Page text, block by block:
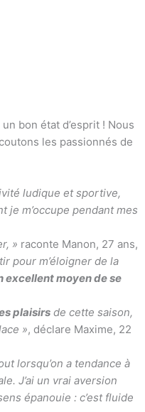
bon état d’esprit ! Nous
les passionnés de
ludique et sportive,
je m’occupe pendant mes
» raconte Manon, 27 ans,
pour m’éloigner de la
excellent moyen de se
plaisirs de cette saison,
», déclare Maxime, 22
lorsqu’on a tendance à
J’ai un vrai aversion
épanouie : c’est fluide